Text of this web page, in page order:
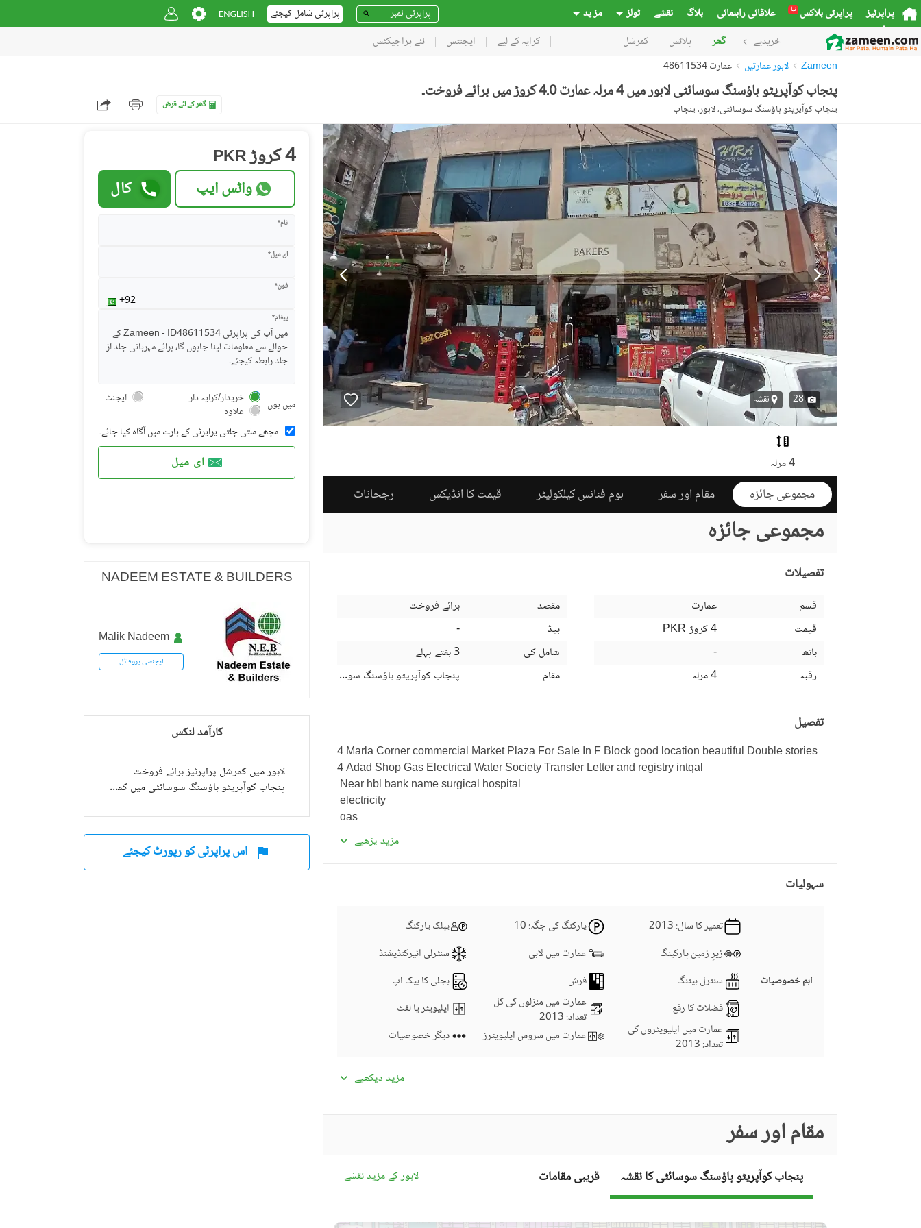
پراپرٹیز پراپرٹی بلاکس نیا علاقائی راہنمائی بلاگ نقشے ٹولز مز ید پراپرٹی شامل کیجئے
خریدیے گھر پلاٹس کمرشل کرایہ کے لیے ایجنٹس نئے پراجیکٹس
Zameen لاہور عمارتیں عمارت 48611534
پنجاب کوآپریٹو ہاؤسنگ سوسائٹی لاہور میں 4 مرلہ عمارت 4.0 کروڑ میں برائے فروخت۔
پنجاب کوآپریٹو ہاؤسنگ سوسائٹی، لاہور، پنجاب گھر کے لئے قرض
28 نقشہ
4 مرلہ
مجموعی جائزہ مقام اور سفر ہوم فنانس کیلکولیٹر قیمت کا انڈیکس رجحانات
مجموعی جائزہ
تفصیلات
قسم
عمارت
قیمت
PKR
4 کروڑ
باتھ
-
رقبہ
4 مرلہ
مقصد
برائے فروخت
بیڈ
-
شامل کی
3 ہفتے پہلے
مقام
پنجاب کوآپریٹو ہاؤسنگ سوسائٹی، لاہور، پنجاب
تفصیل
4 Marla Corner commercial Market Plaza For Sale In F Block good location beautiful Double stories
4 Adad Shop Gas Electrical Water Society Transfer Letter and registry intqal
Near hbl bank name surgical hospital
electricity
gas
water
rental income:2 Lac
مزید پڑھیے
سہولیات
اہم خصوصیات
تعمیر کا سال: 2013 پارکنگ کی جگہ: 10
پبلک پارکنگ
زیرِ زمین پارکینگ
عمارت میں لابی
سنٹرلی ائیرکنڈیشنڈ
سنٹرل ہیٹنگ
فرش
بجلی کا بیک اپ
فضلات کا رفع
عمارت میں منزلوں کی کل
تعداد: 2013
ایلیویٹر یا لفٹ
عمارت میں ایلیویٹروں کی
تعداد: 2013
عمارت میں سروس ایلیویٹرز دیگر خصوصیات
عمارت میں کاروباری مرکز یا
کمیونٹی لان یا گارڈن کمیونٹی سوئمنگ پول
کمیونٹی جم
فرسٹ ایڈ یا میڈیکل سنٹر
مزید دیکھیے
مقام اور سفر
پنجاب کوآپریٹو ہاؤسنگ سوسائٹی کا نقشہ قریبی مقامات لاہور کے مزید نقشے
PKR 4 کروڑ
واٹس ایپ کال
نام*
ای میل*
فون*
پیغام*
میں ہوں خریدار/کرایہ دار
ایجنٹ
علاوہ
مجھے ملتی جلتی پراپرٹی کے بارے میں آگاہ کیا جائے۔
ای میل
NADEEM ESTATE & BUILDERS
Malik Nadeem
ایجنسی پروفائل
کارآمد لنکس
لاہور میں کمرشل پراپرٹیز برائے فروخت
پنجاب کوآپریٹو ہاؤسنگ سوسائٹی میں کمرشل پراپرٹیز برائے فروخت
اس پراپرٹی کو رپورٹ کیجئے